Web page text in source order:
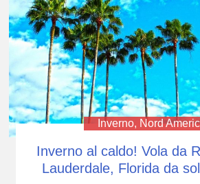
Inverno, Nord
Inverno al caldo! Vola da
Lauderdale, Florida da